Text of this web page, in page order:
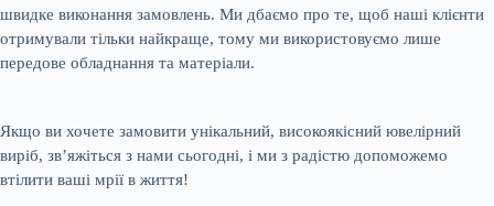
швидке виконання замовлень. Ми дбаємо про те, щоб наші клієнти
отримували тільки найкраще, тому ми використовуємо лише
передове обладнання та матеріали.
Якщо ви хочете замовити унікальний, високоякісний ювелірний
виріб, зв’яжіться з нами сьогодні, і ми з радістю допоможемо
втілити ваші мрії в життя!